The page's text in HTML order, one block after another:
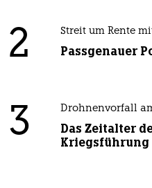
2 Streit um Rente
Passgenauer
3 Drohnenvorfall
Das Zeitalter
Kriegsführung